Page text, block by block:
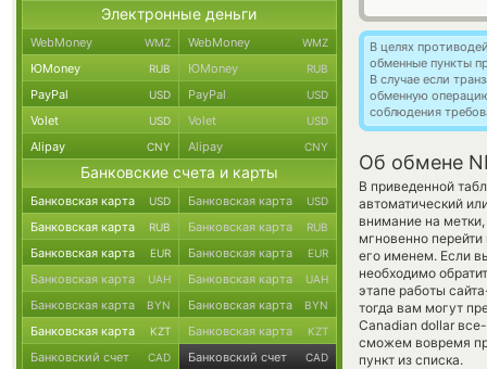
В целях
обменные пункты
В случае если
обменную
соблюдения
Об обмене
В приведенной
автоматический
внимание на
мгновенно
его именем. Если
необходимо
этапе работы
тогда вам могут
Canadian dollar
сможем вовремя
пункт из списка.
Электронные деньги
WebMoney WMZ WebMoney WMZ
ЮMoney RUB ЮMoney RUB
PayPal USD PayPal USD
Volet USD Volet USD
Alipay CNY Alipay CNY
Банковские счета и карты
Банковская карта USD Банковская карта USD
Банковская карта RUB Банковская карта RUB
Банковская карта EUR Банковская карта EUR
Банковская карта UAH Банковская карта UAH
Банковская карта BYN Банковская карта BYN
Банковская карта KZT Банковская карта KZT
Банковский счет CAD Банковский счет CAD